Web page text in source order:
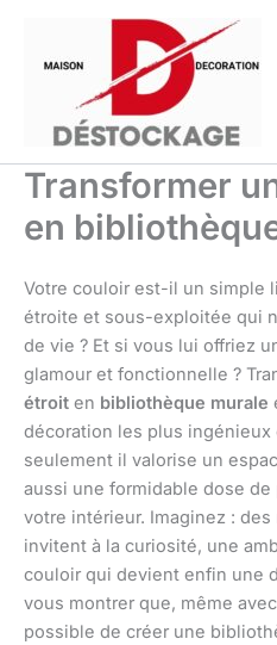
contenu
Transformer
en
Votre couloir est-il un simple
étroite et sous-exploitée qui
de vie ? Et si vous lui offriez
glamour et fonctionnelle ?
étroit en bibliothèque murale
décoration les plus ingénieux
seulement il valorise un
aussi une formidable dose
votre intérieur. Imaginez :
invitent à la curiosité, une
couloir qui devient enfin une
vous montrer que, même
possible de créer une